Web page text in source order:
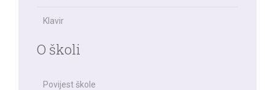
Klavir
O školi
Povijest škole